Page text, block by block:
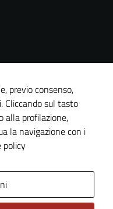
previo consenso,
Cliccando sul tasto
alla profilazione,
la navigazione con i
policy